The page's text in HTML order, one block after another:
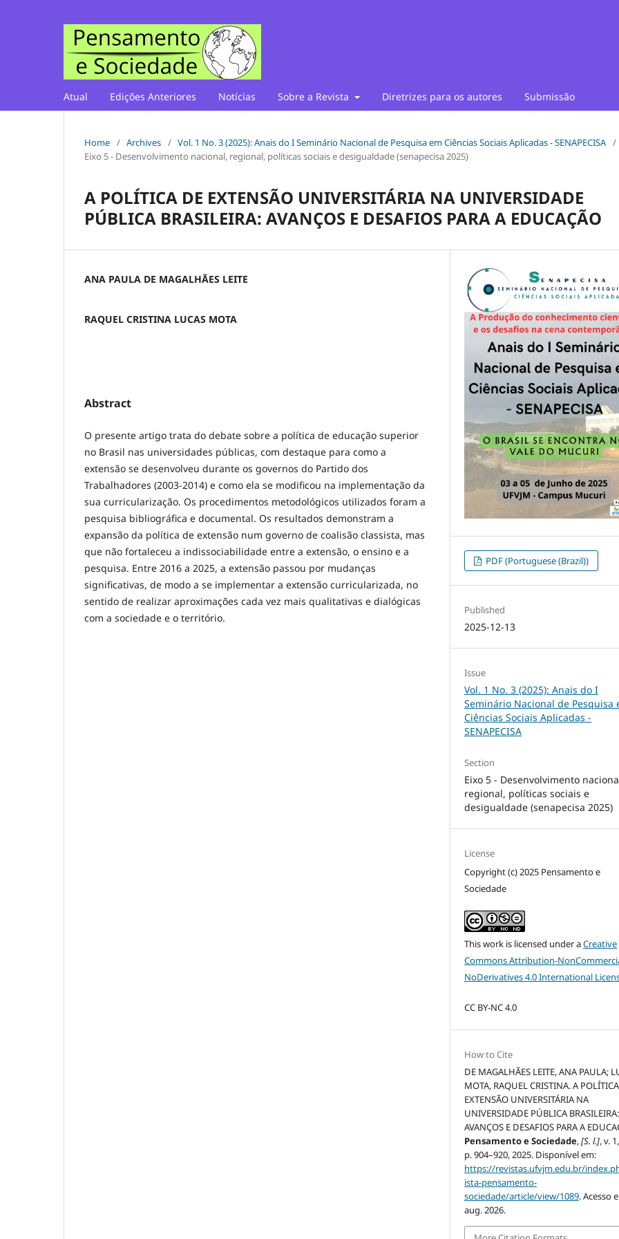
Atual Edições Anteriores Notícias Sobre a Revista Diretrizes para os autores Submissão
Home / Archives / Vol. 1 No. 3 (2025): Anais do I Seminário Nacional de Pesquisa em Ciências Sociais Aplicadas - SENAPECISA /
Eixo 5 - Desenvolvimento nacional, regional, políticas sociais e desigualdade (senapecisa 2025)
A POLÍTICA DE EXTENSÃO UNIVERSITÁRIA NA UNIVERSIDADE
PÚBLICA BRASILEIRA: AVANÇOS E DESAFIOS PARA A EDUCAÇÃO
ANA PAULA DE MAGALHÃES LEITE
RAQUEL CRISTINA LUCAS MOTA
Abstract
O presente artigo trata do debate sobre a política de educação superior
no Brasil nas universidades públicas, com destaque para como a
extensão se desenvolveu durante os governos do Partido dos
Trabalhadores (2003-2014) e como ela se modificou na implementação da
sua curricularização. Os procedimentos metodológicos utilizados foram a
pesquisa bibliográfica e documental. Os resultados demonstram a
expansão da política de extensão num governo de coalisão classista, mas
que não fortaleceu a indissociabilidade entre a extensão, o ensino e a
pesquisa. Entre 2016 a 2025, a extensão passou por mudanças
significativas, de modo a se implementar a extensão curricularizada, no
sentido de realizar aproximações cada vez mais qualitativas e dialógicas
com a sociedade e o território.
PDF (Portuguese (Brazil))
Published
2025-12-13
Issue
Vol. 1 No. 3 (2025): Anais do I
Seminário Nacional de Pesquisa
Ciências Sociais Aplicadas -
SENAPECISA
Section
Eixo 5 - Desenvolvimento
regional, políticas sociais e
desigualdade (senapecisa 2025)
License
Copyright (c) 2025 Pensamento e
Sociedade
This work is licensed under aCreative
Commons Attribution-
NoDerivatives 4.0 International
CC BY-NC 4.0
How to Cite
DE MAGALHÃES LEITE, ANA PAULA;
MOTA, RAQUEL CRISTINA. A
EXTENSÃO UNIVERSITÁRIA NA
UNIVERSIDADE PÚBLICA BRASILEIRA:
AVANÇOS E DESAFIOS PARA A
Pensamento e Sociedade,[S. l.], v.
p. 904–920, 2025. Disponível em:
https://revistas.ufvjm.edu.br/
ista-pensamento-
sociedade/article/view/1089. Acesso
aug. 2026.